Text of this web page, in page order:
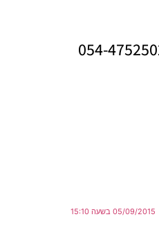
05/09/2015 בשעה 15:10